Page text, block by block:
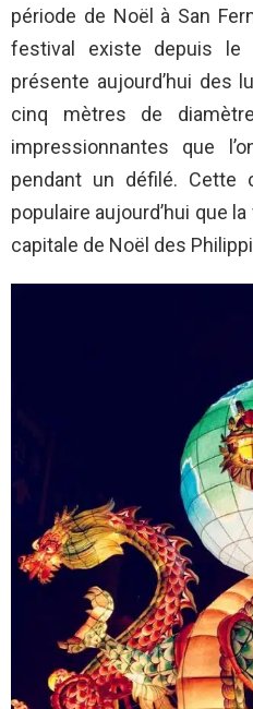
période de Noël à San
festival existe depuis
présente aujourd’hui des
cinq mètres de
impressionnantes que
pendant un défilé. Cette
populaire aujourd’hui que
capitale de Noël des